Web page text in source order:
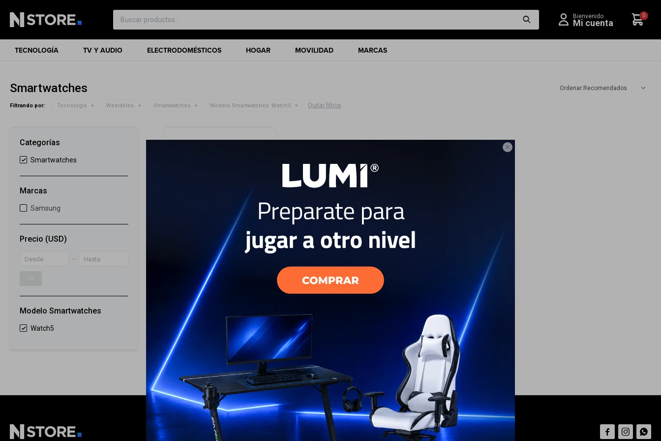

TECNOLOGÍA TV Y AUDIO ELECTRODOMÉSTICOS HOGAR MOVILIDAD MARCAS
0
Smartwatches Recomendados
Filtrando por: Tecnología Wearables Smartwatches Modelo Smartwatches: Watch5 Quitar filtros
Samsung Galaxy Watch5
44mm - Gray
329
GARANTÍA: 1 AÑO
ENVÍO A TODO EL PAÍS
Categorías
Smartwatches
Marcas
Samsung
Precio (USD)
Modelo Smartwatches
Watch5
  